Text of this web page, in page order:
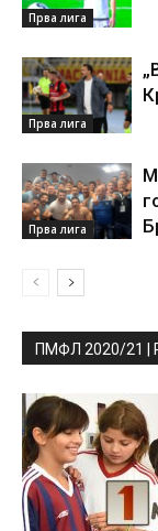
Прва лига
Прва лига
Прва лига
ПМФЛ 2020/21 |